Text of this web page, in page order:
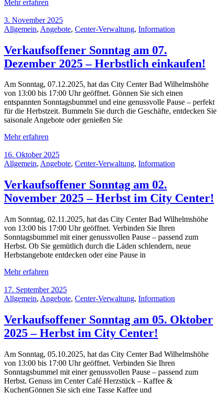
Mehr erfahren
3. November 2025
Allgemein, Angebote, Center-Verwaltung, Information
Verkaufsoffener Sonntag am 07.
Dezember 2025 – Herbstlich einkaufen!
Am Sonntag, 07.12.2025, hat das City Center Bad Wilhelmshöhe
von 13:00 bis 17:00 Uhr geöffnet. Gönnen Sie sich einen
entspannten Sonntagsbummel und eine genussvolle Pause – perfekt
für die Herbstzeit. Bummeln Sie durch die Geschäfte, entdecken Sie
saisonale Angebote oder genießen Sie
Mehr erfahren
16. Oktober 2025
Allgemein, Angebote, Center-Verwaltung, Information
Verkaufsoffener Sonntag am 02.
November 2025 – Herbst im City Center!
Am Sonntag, 02.11.2025, hat das City Center Bad Wilhelmshöhe
von 13:00 bis 17:00 Uhr geöffnet. Verbinden Sie Ihren
Sonntagsbummel mit einer genussvollen Pause – passend zum
Herbst. Ob Sie gemütlich durch die Läden schlendern, neue
Herbstangebote entdecken oder eine Pause in
Mehr erfahren
17. September 2025
Allgemein, Angebote, Center-Verwaltung, Information
Verkaufsoffener Sonntag am 05. Oktober
2025 – Herbst im City Center!
Am Sonntag, 05.10.2025, hat das City Center Bad Wilhelmshöhe
von 13:00 bis 17:00 Uhr geöffnet. Verbinden Sie Ihren
Sonntagsbummel mit einer genussvollen Pause – passend zum
Herbst. Genuss im Center Café Herzstück – Kaffee &
KuchenGönnen Sie sich eine Tasse Kaffee und